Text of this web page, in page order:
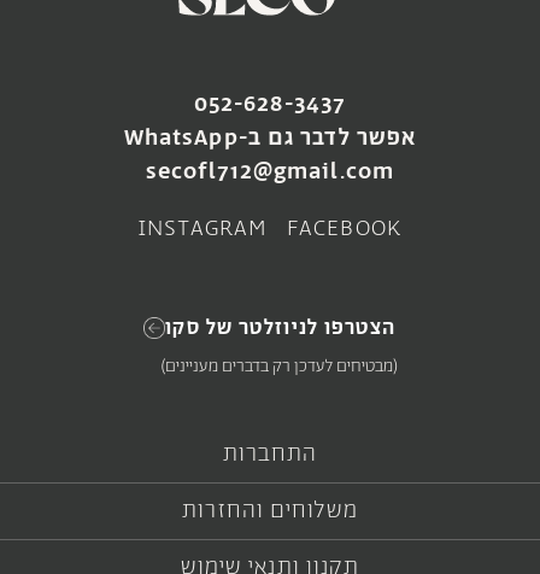
צפייה במוצר
זר סתיו
₪180
צפייה במוצר
SOLD OUT
052-628-3437
אפשר לדבר גם ב-WhatsApp
secofl712@gmail.com
FACEBOOK
INSTAGRAM
הצטרפו לניוזלטר של סקו
(מבטיחים לעדכן רק בדברים מעניינים)
התחברות
משלוחים והחזרות